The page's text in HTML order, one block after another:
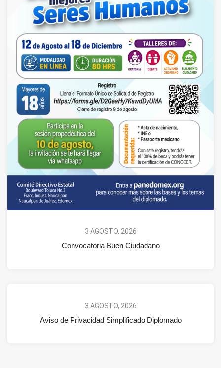
3 AGOSTO, 2026
Convocatoria Buen Ciudadano
3 AGOSTO, 2026
Aviso de Privacidad Simplificado Diplomado